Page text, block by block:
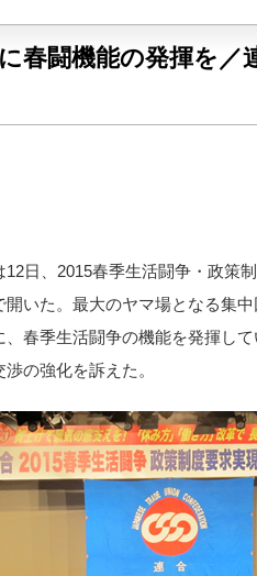
春闘機能の発揮を／
日、2015春季生活闘争・政策
いた。最大のヤマ場となる集
、春季生活闘争の機能を発揮し
の強化を訴えた。